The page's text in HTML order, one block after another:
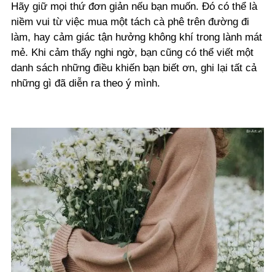
Hãy giữ mọi thứ đơn giản nếu bạn muốn. Đó có thể là
niềm vui từ việc mua một tách cà phê trên đường đi
làm, hay cảm giác tận hưởng không khí trong lành mát
mẻ. Khi cảm thấy nghi ngờ, bạn cũng có thể viết một
danh sách những điều khiến bạn biết ơn, ghi lại tất cả
những gì đã diễn ra theo ý mình.